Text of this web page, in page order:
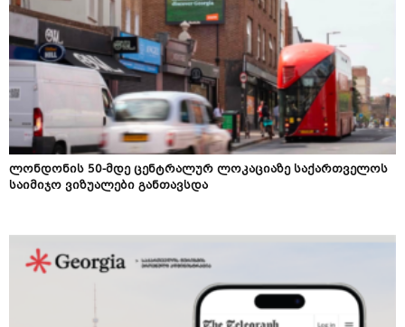
ლონდონის 50-მდე ცენტრალურ ლოკაციაზე საქართველოს
საიმიჯო ვიზუალები განთავსდა